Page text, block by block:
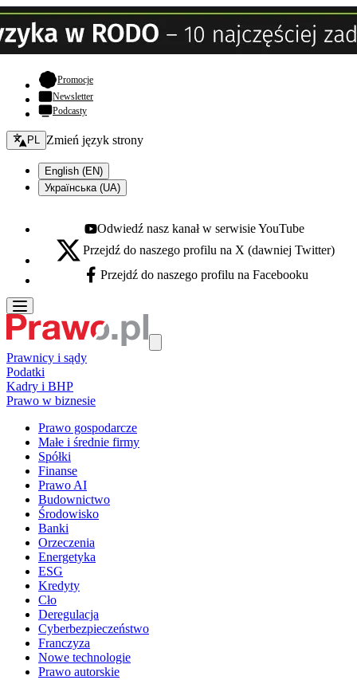
Promocje- otwiera się w nowej karcie
Newsletter
Podcasty
Zmień język - bieżący:
PL Zmień język strony
English (EN)
Українська (UA)
Youtube - otwiera się w nowej karcie
Odwiedź nasz kanał w serwisie YouTube
X - otwiera się w nowej karcie
Przejdź do naszego profilu na X (dawniej Twitter)
Facebook - otwiera się w nowej karcie
Przejdź do naszego profilu na Facebooku
Prawnicy i sądy
Podatki
Kadry i BHP
Prawo w biznesie
Prawo gospodarcze
Małe i średnie firmy
Spółki
Finanse
Prawo AI
Budownictwo
Środowisko
Banki
Orzeczenia
Energetyka
ESG
Kredyty
Cło
Deregulacja
Cyberbezpieczeństwo
Franczyza
Nowe technologie
Prawo autorskie